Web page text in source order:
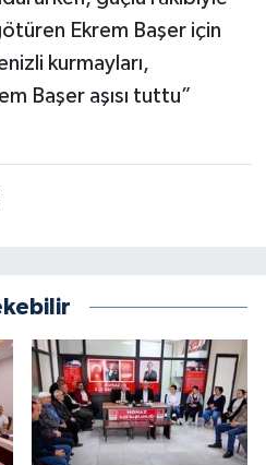
Ekrem Başer için
kurmayları,
Başer aşısı tuttu”